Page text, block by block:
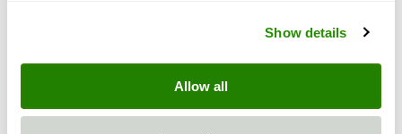
Show details
Allow all